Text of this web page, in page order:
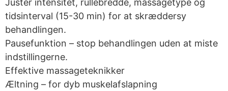
Juster intensitet, rullebredde, massagetype og
tidsinterval (15-30 min) for at skræddersy
behandlingen.
Pausefunktion – stop behandlingen uden at miste
indstillingerne.
Effektive massageteknikker
Æltning – for dyb muskelafslapning